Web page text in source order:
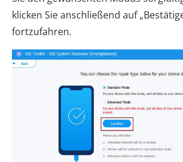
klicken Sie anschließend auf
fortzufahren.